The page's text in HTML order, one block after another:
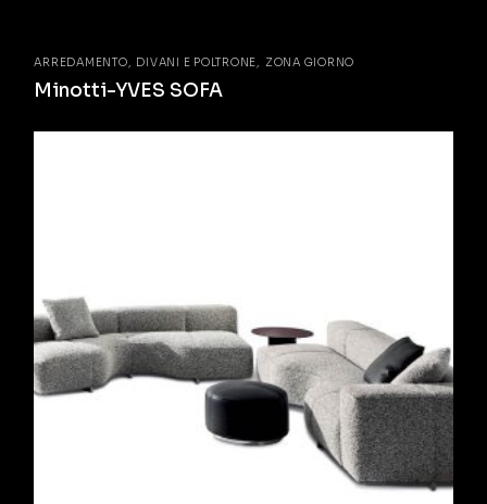
ARREDAMENTO DIVANI E POLTRONE ZONA GIORNO
Minotti-YVES SOFA